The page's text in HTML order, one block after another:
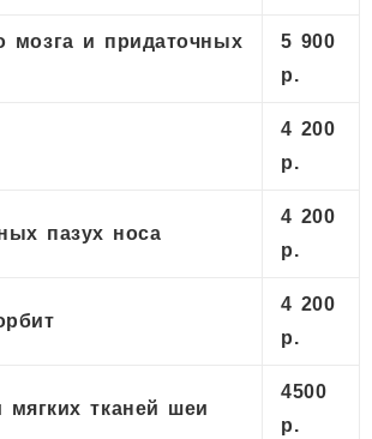
мозга и придаточных
5 900
р.
4 200
р.
пазух носа
4 200
р.
4 200
р.
мягких тканей шеи
4500
р.